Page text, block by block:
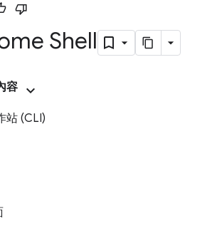
Shell
容
站 (CLI)